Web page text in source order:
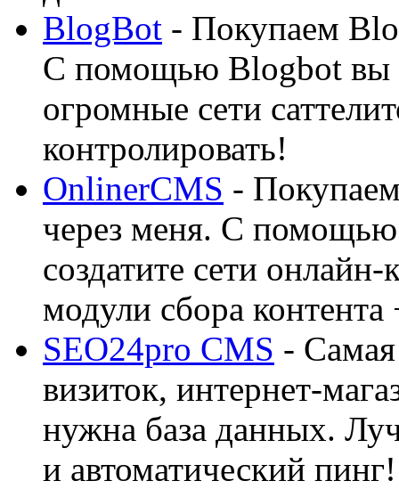
BlogBot - Покупаем
С помощью Blogbot вы
огромные сети
контролировать!
OnlinerCMS -
через меня. С помощью
создатите сети
модули сбора
SEO24pro CMS -
визиток, интернет-
нужна база данных.
и автоматический пинг!